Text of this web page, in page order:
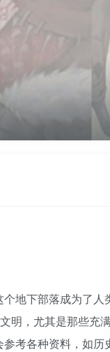
地下部落成为了人
明，尤其是那些充
考各种资料，如历